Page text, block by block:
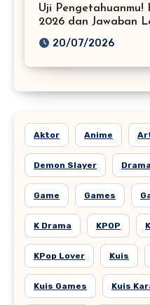
Uji Pengetahuanmu!
2026 dan Jawaban
20/07/2026
Aktor Anime
Demon Slayer Drama
Game Games
K Drama KPOP
KPop Lover Kuis
Kuis Games Kuis